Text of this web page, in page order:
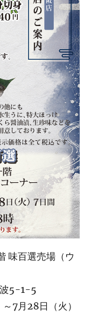
味百選売場（ウ
波5-1-5
7月28日（火）